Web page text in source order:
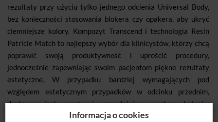
rezultaty przy użyciu tylko jednego odcienia Universal Body,
bez konieczności stosowania blokera czy opakera, aby ukryć
ciemniejsze kolory. Kompozyt Transcend i technologia Resin
Patricle Match to najlepszy wybór dla klinicystów, którzy chcą
poprawić swoją produktywność i uprościć procedury,
jednocześnie zapewniając swoim pacjentom piękne rezultaty
estetyczne. W przypadku bardziej wymagających pod
względem estetycznym przypadków w odcinku przednim,
dostępny jest prosty i uzupełniający system kolorów
składający się z czterech odcinków zębinowych i dwóch odcieni
Informacja o cookies